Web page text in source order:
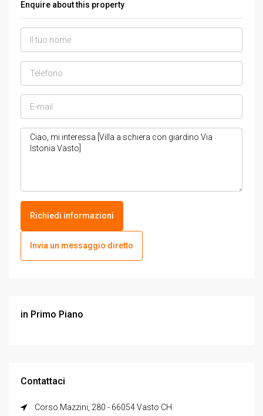
Enquire about this property
Richiedi informazioni
Invia un messaggio diretto
in Primo Piano
Contattaci
Corso Mazzini, 280 - 66054 Vasto CH